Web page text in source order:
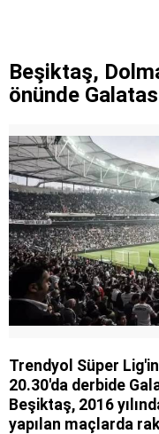
Beşiktaş,
önünde
Trendyol Süper
20.30'da derbide
Beşiktaş, 2016
yapılan maçlarda